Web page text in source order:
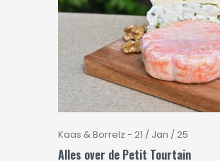
Kaas & Borrelz - 21 / Jan / 25
Alles over de Petit Tourtain